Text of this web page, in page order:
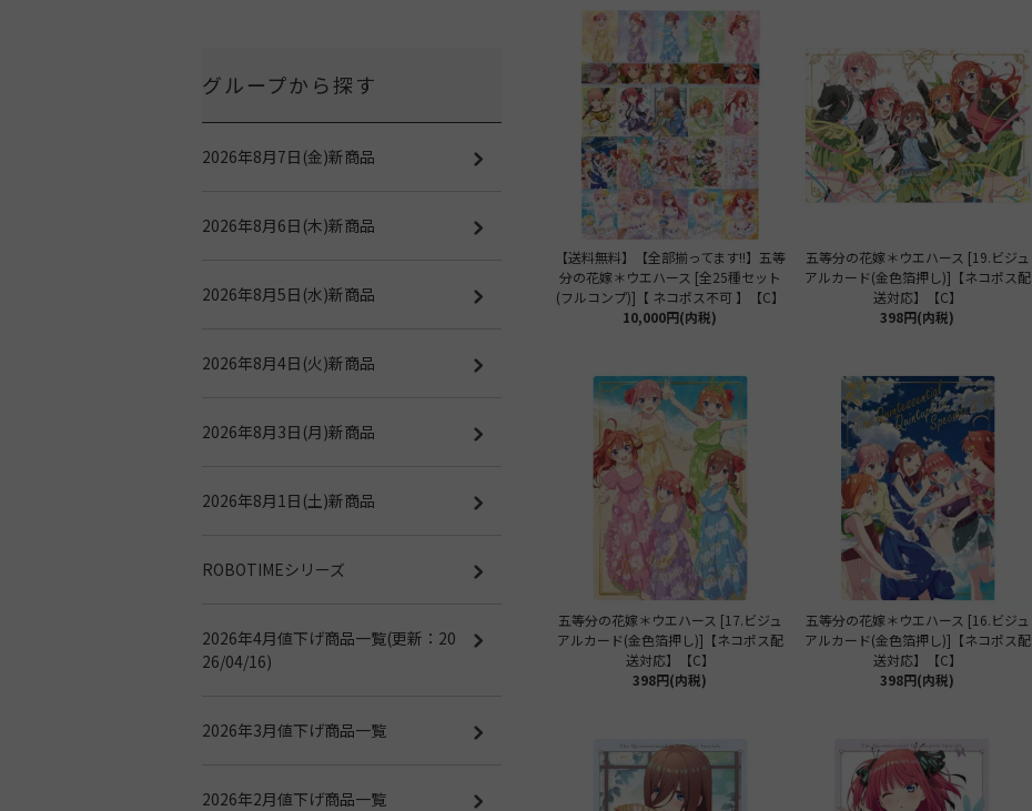
【送料無料】【全部揃ってます!!】五等
分の花嫁＊ウエハース [全25種セット
(フルコンプ)]【 ネコポス不可 】【C】
10,000円(内税)
五等分の花嫁＊ウエハース [19.ビジュ
アルカード(金色箔押し)]【ネコポス配
送対応】【C】
398円(内税)
五等分の花嫁＊ウエハース [17.ビジュ
アルカード(金色箔押し)]【ネコポス配
送対応】【C】
398円(内税)
五等分の花嫁＊ウエハース [16.ビジュ
アルカード(金色箔押し)]【ネコポス配
送対応】【C】
398円(内税)
グループから探す
2026年8月7日(金)新商品
2026年8月6日(木)新商品
2026年8月5日(水)新商品
2026年8月4日(火)新商品
2026年8月3日(月)新商品
2026年8月1日(土)新商品
ROBOTIMEシリーズ
2026年4月値下げ商品一覧(更新：20
26/04/16)
2026年3月値下げ商品一覧
2026年2月値下げ商品一覧